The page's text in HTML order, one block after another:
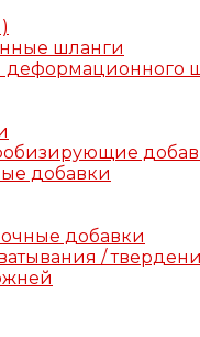
шланги
деформационного
добавки
добавки
/